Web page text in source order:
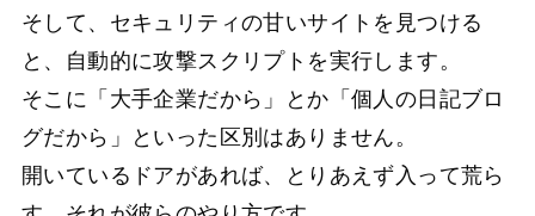
そして、セキュリティの甘いサイトを見つける
と、自動的に攻撃スクリプトを実行します。
そこに「大手企業だから」とか「個人の日記ブロ
グだから」といった区別はありません。
開いているドアがあれば、とりあえず入って荒ら